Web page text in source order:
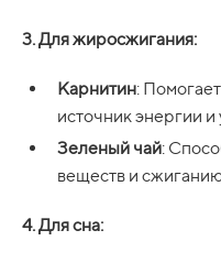
3. Для жиросжигания:
Карнитин:
источник энергии
Зеленый чай:
веществ и
4. Для сна: